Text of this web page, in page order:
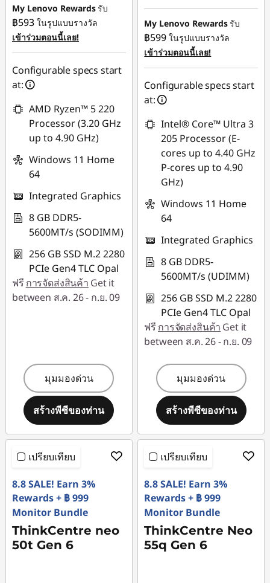
ด
ข
ณ
หรือ
การประหยัด
eCoupon :-
฿16,534.60
*Savings cannot be
ใช้ eCoupon :
THINKSPECIALTH
My Lenovo Rewardsรับ
฿593 ในรูปแบบรางวัล
เข้าร่วมตอนนี้เลย!
Configurable specs start
at:
AMD Ryzen™ 5 220
Processor (3.20 GHz
up to 4.90 GHz)
Windows 11 Home
64
Integrated Graphics
8 GB DDR5-
5600MT/s (SODIMM)
256 GB SSD M.2 2280
PCIe Gen4 TLC Opal
ฟรี การจัดส่งสินค้า Get it
between ส.ค. 26 - ก.ย. 09
มุมมองด่วน
สร้างพีซีของท่าน
฿17,990.80
การประหยัด
eCoupon :-฿415.98
ใช้ eCoupon :
88SALETH
My Lenovo Rewardsรับ
฿599 ในรูปแบบรางวัล
เข้าร่วมตอนนี้เลย!
Configurable specs start
at:
Intel® Core™ Ultra 3
205 Processor (E-
cores up to 4.40 GHz
P-cores up to 4.90
GHz)
Windows 11 Home
64
Integrated Graphics
8 GB DDR5-
5600MT/s (UDIMM)
256 GB SSD M.2 2280
PCIe Gen4 TLC Opal
ฟรี การจัดส่งสินค้า Get it
between ส.ค. 26 - ก.ย. 09
มุมมองด่วน
สร้างพีซีของท่าน
เปรียบเทียบ
8.8 SALE! Earn 3%
Rewards + ฿ 999
Monitor Bundle
ThinkCentre neo
50t Gen 6
เปรียบเทียบ
8.8 SALE! Earn 3%
Rewards + ฿ 999
Monitor Bundle
ThinkCentre Neo
55q Gen 6